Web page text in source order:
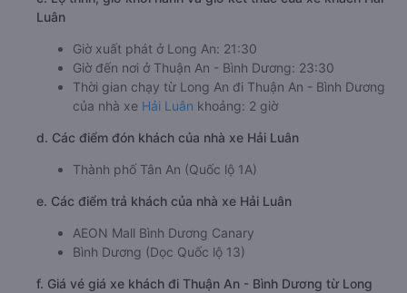
Luân
Giờ xuất phát ở Long An: 21:30
Giờ đến nơi ở Thuận An - Bình Dương: 23:30
Thời gian chạy từ Long An đi Thuận An - Bình Dương
của nhà xe Hải Luân khoảng: 2 giờ
d. Các điểm đón khách của nhà xe Hải Luân
Thành phố Tân An (Quốc lộ 1A)
e. Các điểm trả khách của nhà xe Hải Luân
AEON Mall Bình Dương Canary
Bình Dương (Dọc Quốc lộ 13)
f. Giá vé giá xe khách đi Thuận An - Bình Dương từ Long